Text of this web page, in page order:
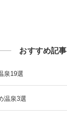
おすすめ記事
泉19選
温泉3選